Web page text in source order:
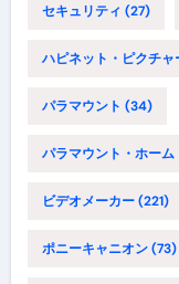
セキュリティ (27)
ハピネット・ピクチャ
パラマウント (34)
パラマウント・ホー
ビデオメーカー(221)
ポニーキャニオン(73)